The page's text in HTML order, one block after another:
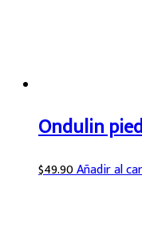
Ondulin
$49.90Añadir al